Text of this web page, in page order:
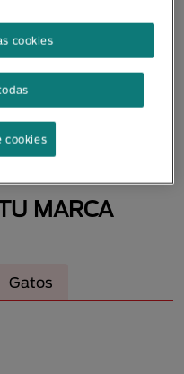
MARCA
Gatos
cookies
cookies